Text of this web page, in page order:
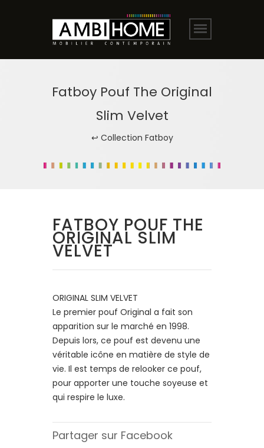
Fatboy Pouf The Original
Slim Velvet
↩ Collection Fatboy
FATBOY POUF THE
ORIGINAL SLIM
VELVET
ORIGINAL SLIM VELVET
Le premier pouf Original a fait son
apparition sur le marché en 1998.
Depuis lors, ce pouf est devenu une
véritable icône en matière de style de
vie. Il est temps de relooker ce pouf,
pour apporter une touche soyeuse et
qui respire le luxe.
Partager sur Facebook